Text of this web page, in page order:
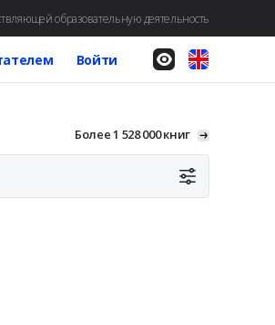
образовательную деятельность
Войти
Более 1 528 000 книг